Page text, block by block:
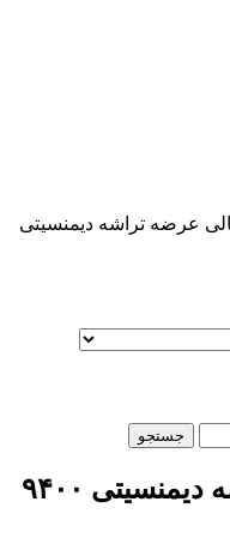
عرضه تراشه دیمنسیتی
تاریخ احتمالی عرضه تراشه دیمنسیتی ۹۴۰۰